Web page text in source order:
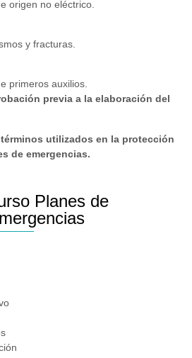
origen no eléctrico.
y fracturas.
primeros auxilios.
previa a la elaboración del
utilizados en la protección
de emergencias.
Planes de